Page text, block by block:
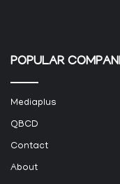
POPULAR
Mediaplus
QBCD
Contact
About